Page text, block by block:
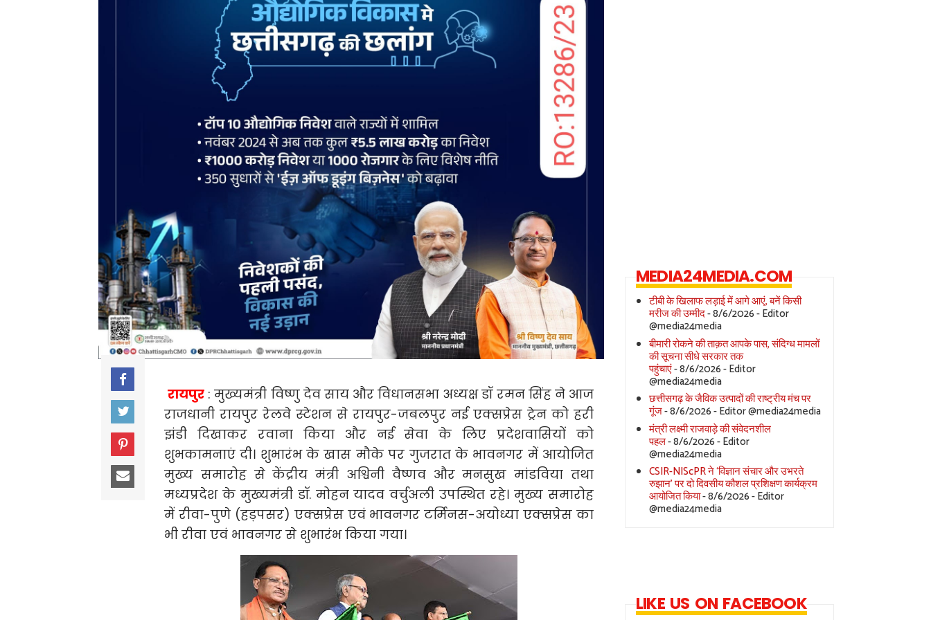
रायपुर : मुख्यमंत्री विष्णु देव साय और विधानसभा अध्यक्ष डॉ रमन सिंह ने आज
राजधानी रायपुर रेलवे स्टेशन से रायपुर-जबलपुर नई एक्सप्रेस ट्रेन को हरी
झंडी दिखाकर रवाना किया और नई सेवा के लिए प्रदेशवासियों को
शुभकामनाएं दी। शुभारंभ के खास मौके पर गुजरात के भावनगर में आयोजित
मुख्य समारोह से केंद्रीय मंत्री अश्विनी वैष्णव और मनसुख मांडविया तथा
मध्यप्रदेश के मुख्यमंत्री डॉ. मोहन यादव वर्चुअली उपस्थित रहे। मुख्य समारोह
में रीवा-पुणे (हड़पसर) एक्सप्रेस एवं भावनगर टर्मिनस-अयोध्या एक्सप्रेस का
भी रीवा एवं भावनगर से शुभारंभ किया गया।
MEDIA24MEDIA.COM
टीबी के खिलाफ लड़ाई में आगे आएं, बनें किसी
मरीज की उम्मीद- 8/6/2026- Editor
@media24media
बीमारी रोकने की ताक़त आपके पास, संदिग्ध मामलों
की सूचना सीधे सरकार तक
पहुंचाएं- 8/6/2026- Editor
@media24media
छत्तीसगढ़ के जैविक उत्पादों की राष्ट्रीय मंच पर
गूंज- 8/6/2026- Editor @media24media
मंत्री लक्ष्मी राजवाड़े की संवेदनशील
पहल- 8/6/2026- Editor
@media24media
CSIR-NIScPR ने ‘विज्ञान संचार और उभरते
रुझान’ पर दो दिवसीय कौशल प्रशिक्षण कार्यक्रम
आयोजित किया- 8/6/2026- Editor
@media24media
LIKE US ON FACEBOOK